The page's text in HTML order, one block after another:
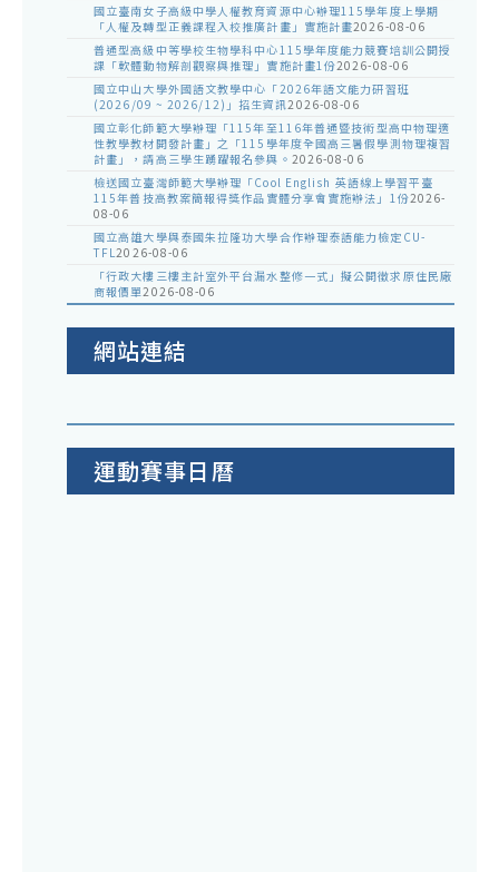
國立臺南女子高級中學人權教育資源中心辦理115學年度上學期
「人權及轉型正義課程入校推廣計畫」實施計畫2026-08-06
普通型高級中等學校生物學科中心115學年度能力競賽培訓公開授
課「軟體動物解剖觀察與推理」實施計畫1份2026-08-06
國立中山大學外國語文教學中心「2026年語文能力研習班
(2026/09 ~ 2026/12)」招生資訊2026-08-06
國立彰化師範大學辦理「115年至116年普通暨技術型高中物理適
性教學教材開發計畫」之「115學年度全國高三暑假學測物理複習
計畫」，請高三學生踴躍報名參與。 2026-08-06
檢送國立臺灣師範大學辦理「Cool English 英語線上學習平臺
115年普技高教案簡報得獎作品實體分享會實施辦法」1份2026-
08-06
國立高雄大學與泰國朱拉隆功大學合作辦理泰語能力檢定CU-
TFL2026-08-06
「行政大樓三樓主計室外平台漏水整修一式」擬公開徵求原住民廠
商報價單2026-08-06
網站連結
運動賽事日曆